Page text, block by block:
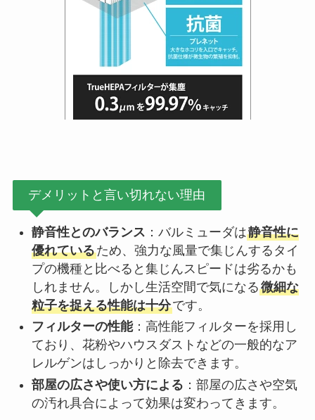
デメリットと言い切れない理由
静音性とのバランス ：バルミューダは静音性に
優れているため、強力な風量で集じんするタイ
プの機種と比べると集じんスピードは劣るかも
しれません。しかし生活空間で気になる微細な
粒子を捉える性能は十分です。
フィルターの性能：高性能フィルターを採用し
ており、花粉やハウスダストなどの一般的なア
レルゲンはしっかりと除去できます。
部屋の広さや使い方による ：部屋の広さや空気
の汚れ具合によって効果は変わってきます。